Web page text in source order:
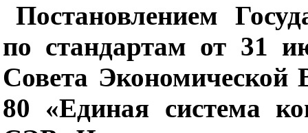
Постановлением
по стандартам от 31
Совета
80 «Единая система